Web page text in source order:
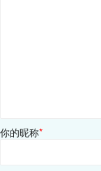
你的昵称*